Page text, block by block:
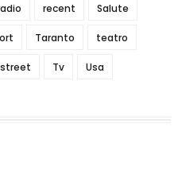
recent Salute
Taranto teatro
Tv Usa